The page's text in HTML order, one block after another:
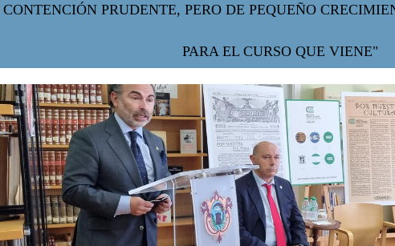
CONTENCIÓN PRUDENTE, PERO DE PEQUEÑO
PARA EL CURSO QUE VIENE"